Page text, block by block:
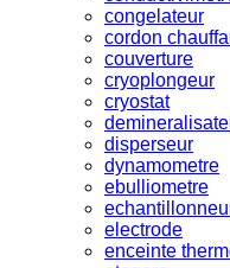
congelateur
cordon
couverture
cryoplongeur
cryostat
disperseur
dynamometre
ebulliometre
electrode
enceinte